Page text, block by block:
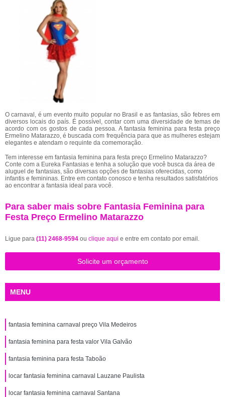
O carnaval, é um evento muito popular no Brasil e as fantasias, são febres em
diversos locais do país. É possível, contar com uma diversidade de temas de
acordo com os gostos de cada pessoa. A fantasia feminina para festa preço
Ermelino Matarazzo, é buscada com frequência para que as mulheres estejam
elegantes e atendam o requinte da comemoração.
Tem interesse em fantasia feminina para festa preço Ermelino Matarazzo?
Conte com a Eureka Fantasias e tenha a solução que você busca da área de
aluguel de fantasias, são diversas opções de fantasias oferecidas, como
infantis e femininas. Entre em contato conosco e tenha resultados satisfatórios
ao encontrar a fantasia ideal para você.
Para saber mais sobre Fantasia Feminina para
Festa Preço Ermelino Matarazzo
Ligue para (11) 2468-9594 ou clique aqui e entre em contato por email.
Solicite um orçamento
MENU
fantasia feminina carnaval preço Vila Medeiros
fantasia feminina para festa valor Vila Galvão
fantasia feminina para festa Taboão
locar fantasia feminina carnaval Lauzane Paulista
locar fantasia feminina carnaval Santana